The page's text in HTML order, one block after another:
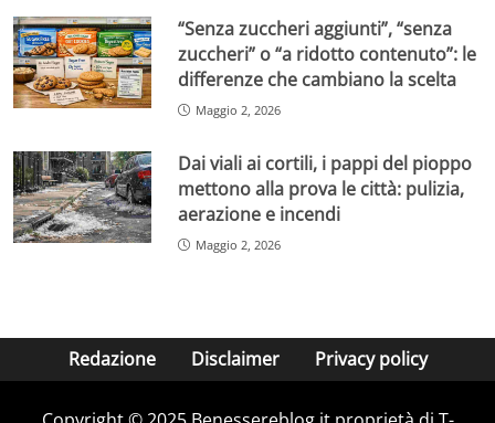
“Senza zuccheri aggiunti”, “senza
zuccheri” o “a ridotto contenuto”: le
differenze che cambiano la scelta
Maggio 2, 2026
Dai viali ai cortili, i pappi del pioppo
mettono alla prova le città: pulizia,
aerazione e incendi
Maggio 2, 2026
Redazione Disclaimer Privacy policy